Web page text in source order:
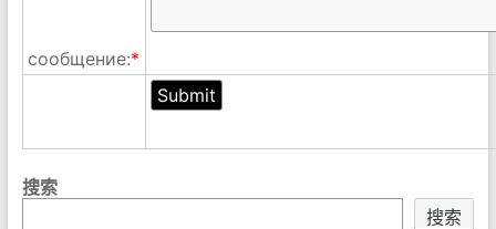
сообщение:*
搜索
搜索